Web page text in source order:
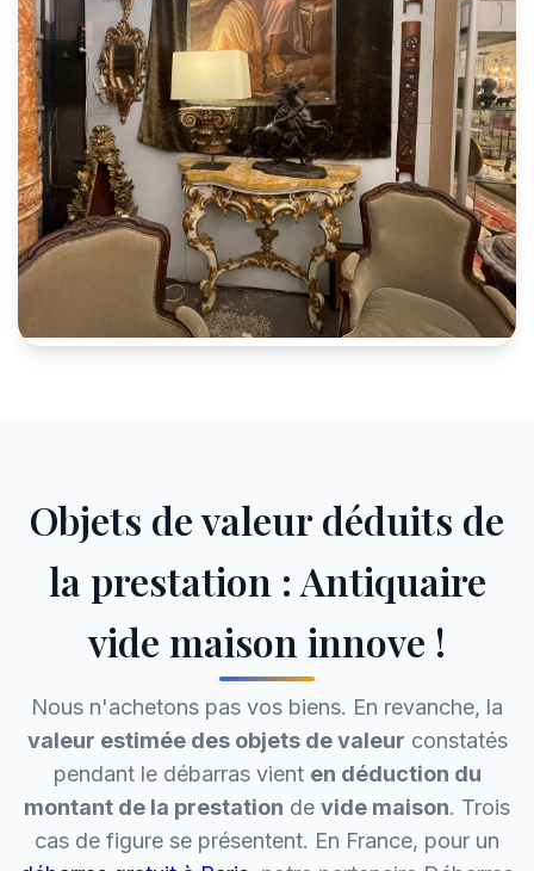
Objets de valeur déduits de
la prestation : Antiquaire
vide maison innove !
Nous n'achetons pas vos biens. En revanche, la
valeur estimée des objets de valeur constatés
pendant le débarras vient en déduction du
montant de la prestation de vide maison. Trois
cas de figure se présentent. En France, pour un